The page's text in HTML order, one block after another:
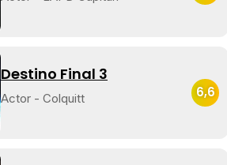
Destino Final 3
Actor - Colquitt 6,6